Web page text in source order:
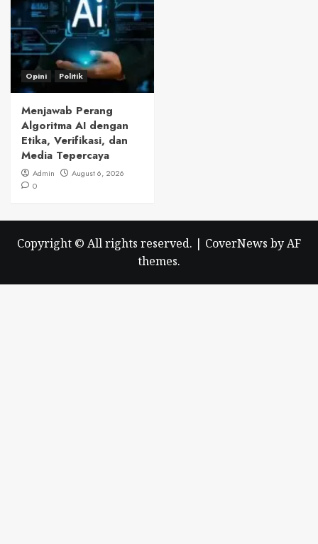
Opini Politik
Menjawab Perang
Algoritma AI dengan
Etika, Verifikasi, dan
Media Tepercaya
Admin
August 6, 2026
0
Copyright © All rights reserved. | CoverNews by AF
themes.